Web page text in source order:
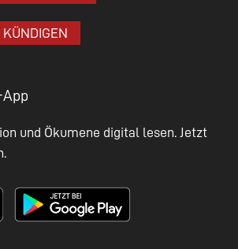
KÜNDIGEN
und Ökumene digital lesen. Jetzt